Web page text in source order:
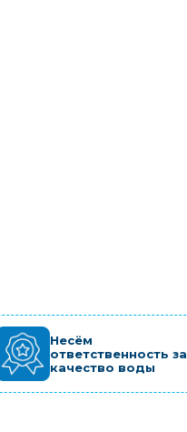
Несём
ответственность за
качество воды